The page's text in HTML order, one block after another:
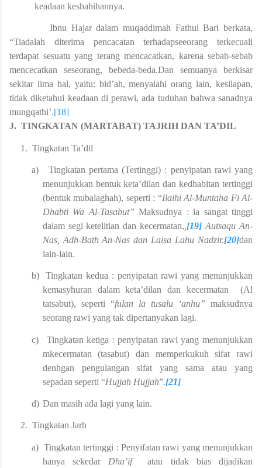
keadaan keshahihannya.
Ibnu Hajar dalam muqaddimah Fathul Bari berkata,
“Tiadalah diterima pencacatan terhadapseeorang terkecuali
terdapat sesuatu yang terang mencacatkan, karena sebab-sebab
mencecatkan seseorang, bebeda-beda.Dan semuanya berkisar
sekitar lima hal, yaitu: bid’ah, menyalahi orang lain, kesilapan,
tidak diketahui keadaan di perawi, ada tuduhan bahwa sanadnya
mungqathi’.[18]
J. TINGKATAN (MARTABAT) TAJRIH DAN TA’DIL
1. Tingkatan Ta’dil
a)
Tingkatan pertama (Tertinggi) : penyipatan rawi yang
menunjukkan bentuk keta’dilan dan kedhabitan tertinggi
(bentuk mubalaghah), seperti : “Ilaihi Al-Muntaha Fi Al-
Dhabti Wa Al-Tasabut” Maksudnya : ia sangat tinggi
dalam segi ketelitian dan kecermatan, [19] Autsaqu An-
Nas, Adh-Bath An-Nas dan Laisa Lahu Nadzir.[20]dan
lain-lain.
b)
Tingkatan kedua : penyipatan rawi yang menunjukkan
kemasyhuran dalam keta’dilan dan kecermatan (Al
tatsabut), seperti “fulan la tusalu ‘anhu” maksudnya
seorang rawi yang tak dipertanyakan lagi.
c)
Tingkatan ketiga : penyipatan rawi yang menunjukkan
mkecermatan (tasabut) dan memperkukuh sifat rawi
denhgan pengulangan sifat yang sama atau yang
sepadan seperti “Hujjah Hujjah”.[21]
d) Dan masih ada lagi yang lain.
2. Tingkatan Jarh
a) Tingkatan tertinggi : Penyifatan rawi yang menunjukkan
hanya sekedar Dha’if atau tidak bias dijadikan